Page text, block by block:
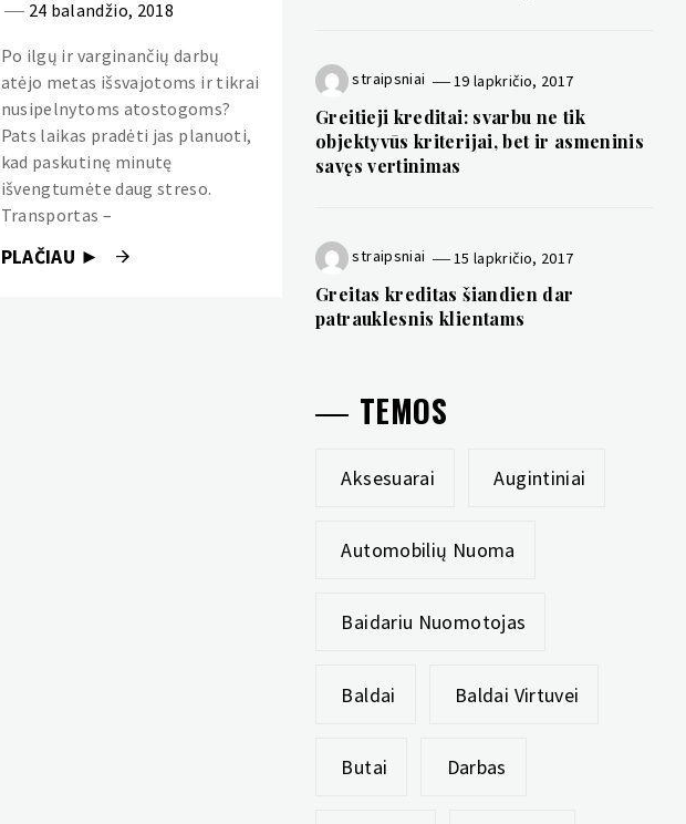
24 balandžio, 2018
Po ilgų ir varginančių darbų
atėjo metas išsvajotoms ir tikrai
nusipelnytoms atostogoms?
Pats laikas pradėti jas planuoti,
kad paskutinę minutę
išvengtumėte daug streso.
Transportas –
PLAČIAU ►
straipsniai 19 lapkričio, 2017
Greitieji kreditai: svarbu ne tik
objektyvūs kriterijai, bet ir asmeninis
savęs vertinimas
straipsniai 15 lapkričio, 2017
Greitas kreditas šiandien dar
patrauklesnis klientams
TEMOS
Aksesuarai Augintiniai
Automobilių Nuoma
Baidariu Nuomotojas
Baldai Baldai Virtuvei
Butai Darbas